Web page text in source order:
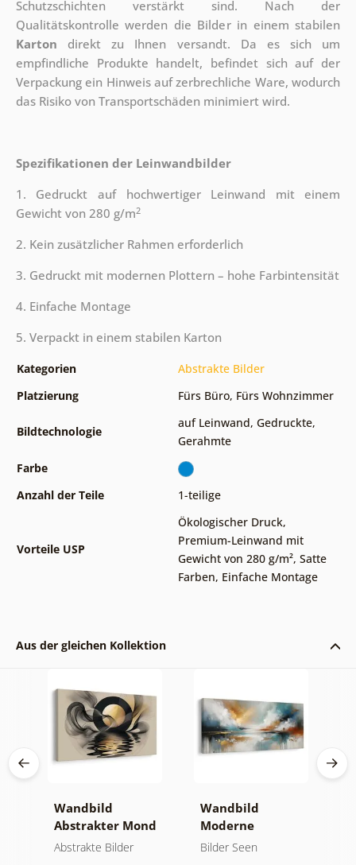
Schutzschichten verstärkt sind. Nach der
Qualitätskontrolle werden die Bilder in einem stabilen
Karton direkt zu Ihnen versandt. Da es sich um
empfindliche Produkte handelt, befindet sich auf der
Verpackung ein Hinweis auf zerbrechliche Ware, wodurch
das Risiko von Transportschäden minimiert wird.
Spezifikationen der Leinwandbilder
1. Gedruckt auf hochwertiger Leinwand mit einem
Gewicht von 280 g/m2
2. Kein zusätzlicher Rahmen erforderlich
3. Gedruckt mit modernen Plottern – hohe Farbintensität
4. Einfache Montage
5. Verpackt in einem stabilen Karton
Kategorien
Abstrakte Bilder
Platzierung
Fürs Büro, Fürs Wohnzimmer
Bildtechnologie
auf Leinwand, Gedruckte,
Gerahmte
Farbe
Anzahl der Teile
1-teilige
Vorteile USP
Ökologischer Druck,
Premium-Leinwand mit
Gewicht von 280 g/m², Satte
Farben, Einfache Montage
Aus der gleichen Kollektion
Wandbild
Abstrakter Mond
am Wasser
Abstrakte Bilder
Wandbild
Moderne
Abstraktion mit
Bilder Seen